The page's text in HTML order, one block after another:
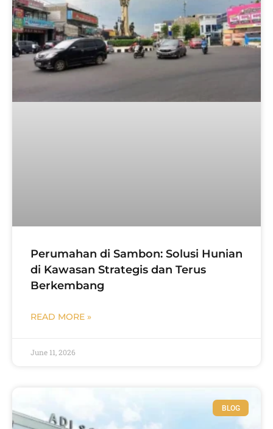
Perumahan di Sambon: Solusi Hunian
di Kawasan Strategis dan Terus
Berkembang
READ MORE »
June 11, 2026
BLOG